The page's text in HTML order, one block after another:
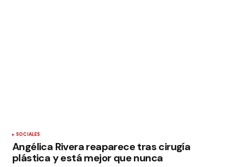
SOCIALES
Angélica Rivera reaparece tras cirugía
plástica y está mejor que nunca